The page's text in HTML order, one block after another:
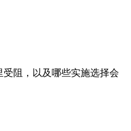
受阻，以及哪些实施选择会